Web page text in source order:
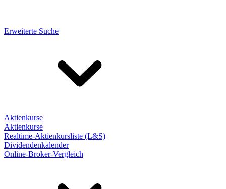
Erweiterte Suche
Aktienkurse
Aktienkurse
Realtime-Aktienkursliste (L&S)
Dividendenkalender
Online-Broker-Vergleich